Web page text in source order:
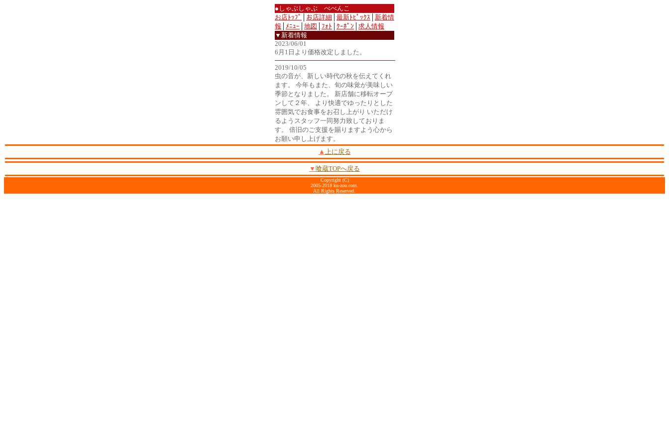
●しゃぶしゃぶ べべんこ
お店ﾄｯﾌﾟ
お店詳細 最新ﾄﾋﾟｯｸｽ
新着情
報
ﾒﾆｭｰ 地図 ﾌｫﾄ ｸｰﾎﾟﾝ
求人情報
▼新着情報
2023/06/01
6月1日より価格改定しました。
2019/10/05
虫の音が、新しい時代の秋を伝えてくれ
ます。 今年もまた、旬の味覚が美味しい
季節となりました。 新店舗に移転オープ
ンして２年、 より快適でゆったりとした
雰囲気でお食事をお召し上がり いただけ
るようスタッフ一同努力致しておりま
す。 倍旧のご支援を賜りますよう心から
お願い申し上げます。
▲ 上に戻る
▼ 喰蔵TOPへ戻る
Copyright (C)
2005-2018 ku-zou.com.
All Rights Reserved.